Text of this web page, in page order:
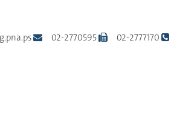
02-2777170
02-2770595